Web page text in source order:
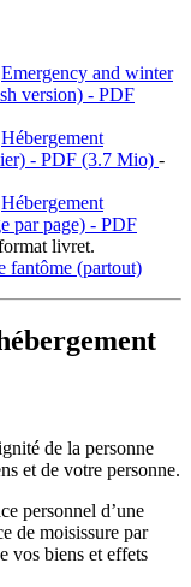
Emergency and winter
version) - PDF
Hébergement
- PDF (3.7 Mio) -
Hébergement
par page) - PDF
livret.
fantôme (partout)
de la personne
et de votre personne.
personnel d’une
de moisissure par
vos biens et effets